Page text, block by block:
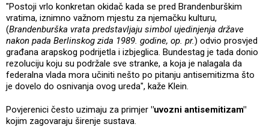
"Postoji vrlo konkretan okidač kada se pred Brandenburškim
vratima, iznimno važnom mjestu za njemačku kulturu,
(Brandenburška vrata predstavljaju simbol ujedinjenja države
nakon pada Berlinskog zida 1989. godine, op. pr.) odvio prosvjed
građana arapskog podrijetla i izbjeglica. Bundestag je tada donio
rezoluciju koju su podržale sve stranke, a koja je nalagala da
federalna vlada mora učiniti nešto po pitanju antisemitizma što
je dovelo do osnivanja ovog ureda", kaže Klein.
Povjerenici često uzimaju za primjer "uvozni antisemitizam"
kojim zagovaraju širenje sustava.